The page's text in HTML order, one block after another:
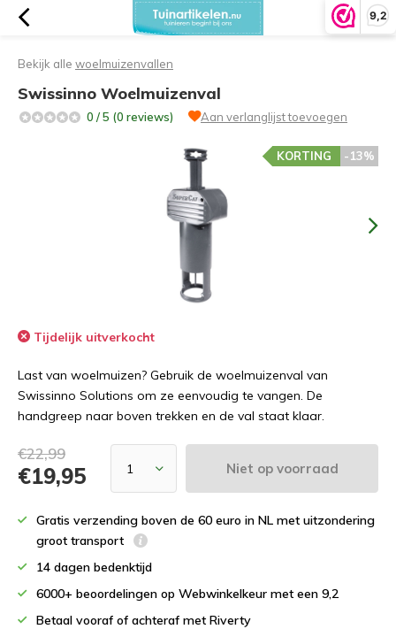
9,2
Bekijk alle woelmuizenvallen
Swissinno Woelmuizenval
0 / 5 (0 reviews) Aan verlanglijst toevoegen
-13%
KORTING
Tijdelijk uitverkocht
Last van woelmuizen? Gebruik de woelmuizenval van
Swissinno Solutions om ze eenvoudig te vangen. De
handgreep naar boven trekken en de val staat klaar.
€22,99
€19,95 Niet op voorraad
Gratis verzending boven de 60 euro in NL met uitzondering
groot transport
14 dagen bedenktijd
6000+ beoordelingen op Webwinkelkeur met een 9,2
Betaal vooraf of achteraf met Riverty